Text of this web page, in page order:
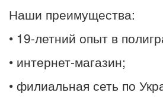
Наши преимущества:
• 19-летний опыт в
• интернет-магазин;
• филиальная сеть по